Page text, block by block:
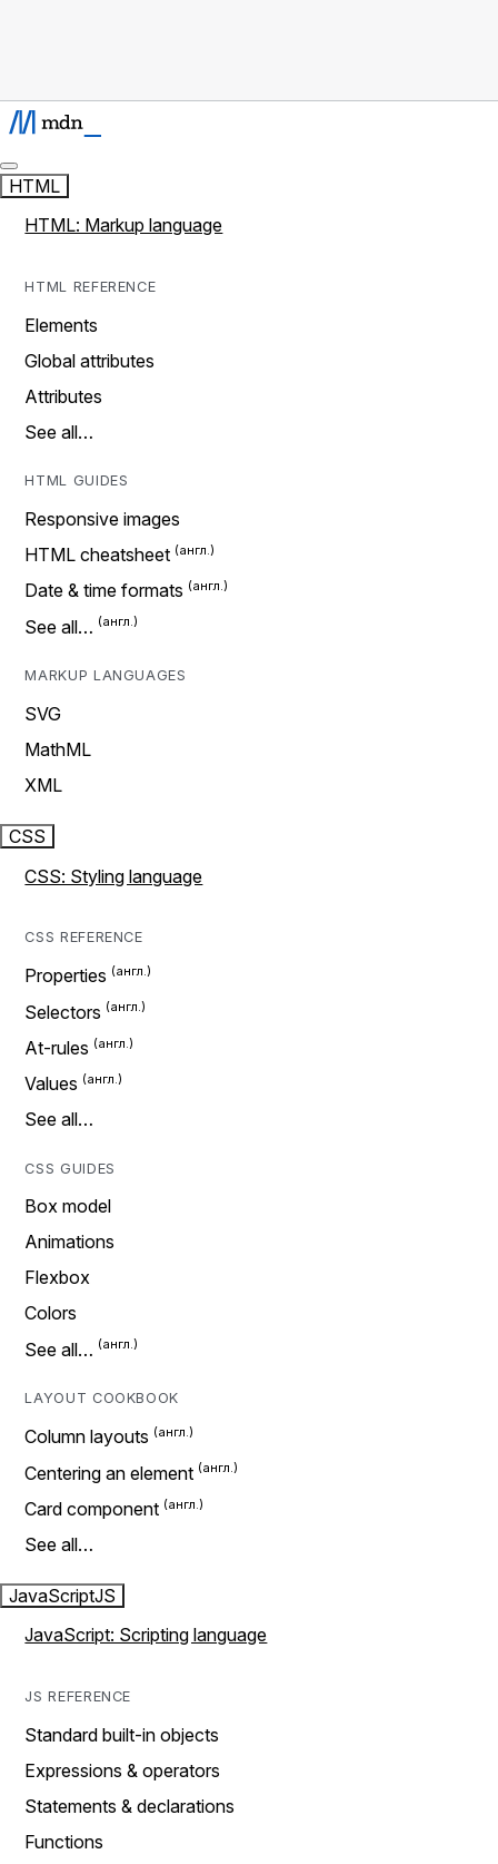
HTML
HTML: Markup language
HTML REFERENCE
Elements
Global attributes
Attributes
See all…
HTML GUIDES
Responsive images
HTML cheatsheet
Date & time formats
See all…
MARKUP LANGUAGES
SVG
MathML
XML
CSS
CSS: Styling language
CSS REFERENCE
Properties
Selectors
At-rules
Values
See all…
CSS GUIDES
Box model
Animations
Flexbox
Colors
See all…
LAYOUT COOKBOOK
Column layouts
Centering an element
Card component
See all…
JavaScriptJS
JavaScript: Scripting language
JS REFERENCE
Standard built-in objects
Expressions & operators
Statements & declarations
Functions